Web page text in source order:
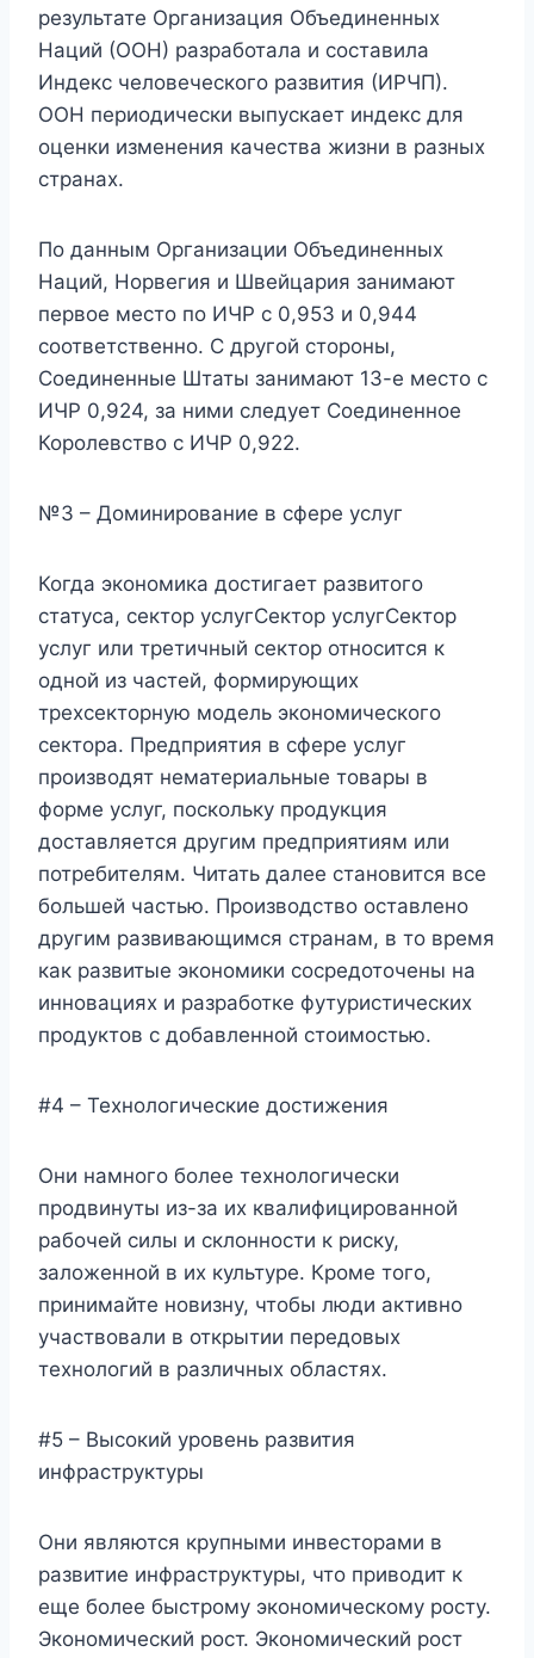
результате Организация Объединенных
Наций (ООН) разработала и составила
Индекс человеческого развития (ИРЧП).
ООН периодически выпускает индекс для
оценки изменения качества жизни в разных
странах.
По данным Организации Объединенных
Наций, Норвегия и Швейцария занимают
первое место по ИЧР с 0,953 и 0,944
соответственно. С другой стороны,
Соединенные Штаты занимают 13-е место с
ИЧР 0,924, за ними следует Соединенное
Королевство с ИЧР 0,922.
№3 – Доминирование в сфере услуг
Когда экономика достигает развитого
статуса, сектор услугСектор услугСектор
услуг или третичный сектор относится к
одной из частей, формирующих
трехсекторную модель экономического
сектора. Предприятия в сфере услуг
производят нематериальные товары в
форме услуг, поскольку продукция
доставляется другим предприятиям или
потребителям. Читать далее становится все
большей частью. Производство оставлено
другим развивающимся странам, в то время
как развитые экономики сосредоточены на
инновациях и разработке футуристических
продуктов с добавленной стоимостью.
#4 – Технологические достижения
Они намного более технологически
продвинуты из-за их квалифицированной
рабочей силы и склонности к риску,
заложенной в их культуре. Кроме того,
принимайте новизну, чтобы люди активно
участвовали в открытии передовых
технологий в различных областях.
#5 – Высокий уровень развития
инфраструктуры
Они являются крупными инвесторами в
развитие инфраструктуры, что приводит к
еще более быстрому экономическому росту.
Экономический рост. Экономический рост